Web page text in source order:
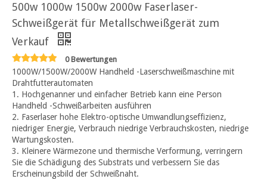
500w 1000w 1500w 2000w Faserlaser-
Schweißgerät für Metallschweißgerät zum
Verkauf
0 Bewertungen
1000W/1500W/2000W Handheld -Laserschweißmaschine mit
Drahtfutterautomaten
1. Hochgenanner und einfacher Betrieb kann eine Person
Handheld -Schweißarbeiten ausführen
2. Faserlaser hohe Elektro-optische Umwandlungseffizienz,
niedriger Energie, Verbrauch niedrige Verbrauchskosten, niedrige
Wartungskosten.
3. Kleinere Wärmezone und thermische Verformung, verringern
Sie die Schädigung des Substrats und verbessern Sie das
Erscheinungsbild der Schweißnaht.